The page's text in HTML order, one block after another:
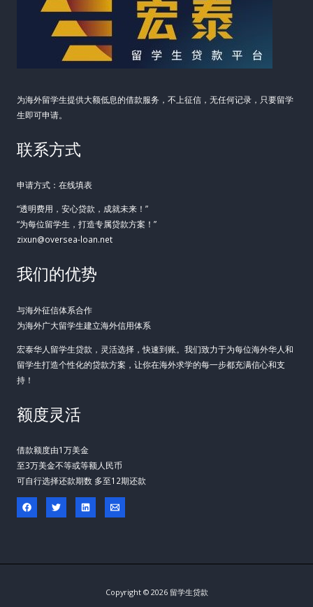
为海外留学生提供大额低息的借款服务，不上征信，无任何记录，只要留学
生即可申请。
联系方式
申请方式：在线填表
“透明费用，安心贷款，成就未来！”
“为每位留学生，打造专属贷款方案！”
zixun@oversea-loan.net
我们的优势
与海外征信体系合作
为海外广大留学生建立海外信用体系
宏泰华人留学生贷款，灵活选择，快速到账。我们致力于为每位海外华人和
留学生打造个性化的贷款方案，让你在海外求学的每一步都充满信心和支
持！
额度灵活
借款额度由1万美金
至3万美金不等或等额人民币
可自行选择还款期数 多至12期还款
Copyright © 2026 留学生贷款